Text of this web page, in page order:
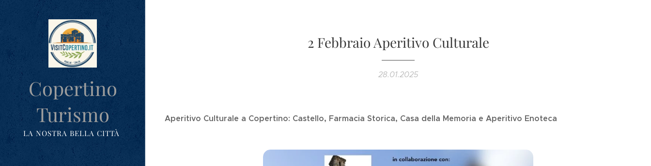
Copertino
Turismo
LA NOSTRA BELLA CITTÀ
2 Febbraio Aperitivo Culturale
28.01.2025
Aperitivo Culturale a Copertino: Castello, Farmacia Storica, Casa della Memoria e Aperitivo Enoteca